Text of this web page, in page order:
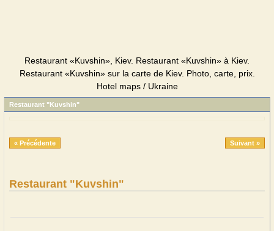
Restaurant «Kuvshin», Kiev. Restaurant «Kuvshin» à Kiev.
Restaurant «Kuvshin» sur la carte de Kiev. Photo, carte, prix.
Hotel maps / Ukraine
Restaurant "Kuvshin"
« Précédente Suivant »
Restaurant "Kuvshin"